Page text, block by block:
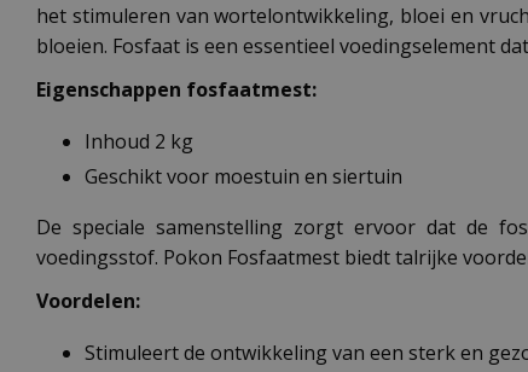
het stimuleren van wortelontwikkeling, bloei en
bloeien. Fosfaat is een essentieel voedingselement
Eigenschappen fosfaatmest:
Inhoud 2 kg
Geschikt voor moestuin en siertuin
De speciale samenstelling zorgt ervoor dat de
voedingsstof. Pokon Fosfaatmest biedt talrijke
Voordelen:
Stimuleert de ontwikkeling van een sterk en